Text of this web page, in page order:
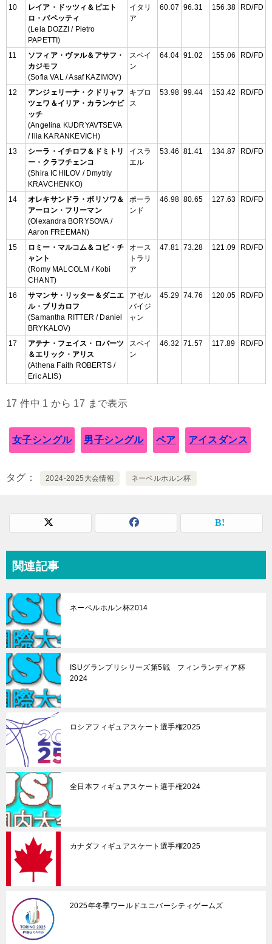
10
レイア・ドッツィ＆ピエト
ロ・パペッティ
(Leia DOZZI / Pietro
PAPETTI)
イタリ
ア
60.07 96.31 156.38 RD/FD
11
ソフィア・ヴァル＆アサフ・
カジモフ
(Sofia VAL / Asaf KAZIMOV)
スペイ
ン
64.04 91.02 155.06 RD/FD
12
アンジェリーナ・クドリャフ
ツェワ＆イリア・カランケビ
ッチ
(Angelina KUDRYAVTSEVA
/ Ilia KARANKEVICH)
キプロ
ス
53.98 99.44 153.42 RD/FD
13
シーラ・イチロフ＆ドミトリ
ー・クラフチェンコ
(Shira ICHILOV / Dmytriy
KRAVCHENKO)
イスラ
エル
53.46 81.41 134.87 RD/FD
14
オレキサンドラ・ボリソワ＆
アーロン・フリーマン
(Olexandra BORYSOVA /
Aaron FREEMAN)
ポーラ
ンド
46.98 80.65 127.63 RD/FD
15
ロミー・マルコム＆コビ・チ
ャント
(Romy MALCOLM / Kobi
CHANT)
オース
トラリ
ア
47.81 73.28 121.09 RD/FD
16
サマンサ・リッター＆ダニエ
ル・ブリカロフ
(Samantha RITTER / Daniel
BRYKALOV)
アゼル
バイジ
ャン
45.29 74.76 120.05 RD/FD
17
アテナ・フェイス・ロバーツ
＆エリック・アリス
(Athena Faith ROBERTS /
Eric ALIS)
スペイ
ン
46.32 71.57 117.89 RD/FD
17 件中 1 から 17 まで表示
女子シングル 男子シングル ペア アイスダンス
タグ 2024-2025大会情報 ネーベルホルン杯
関連記事
ネーベルホルン杯2014
ISUグランプリシリーズ第5戦 フィンランディア杯
2024
ロシアフィギュアスケート選手権2025
全日本フィギュアスケート選手権2024
カナダフィギュアスケート選手権2025
2025年冬季ワールドユニバーシティゲームズ